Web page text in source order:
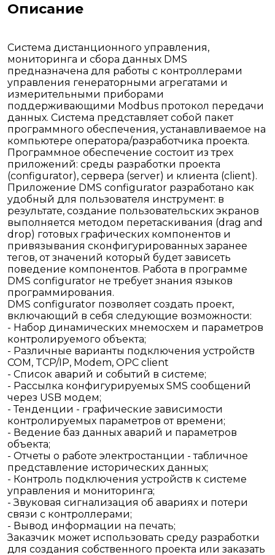
Описание
Система дистанционного управления,
мониторинга и сбора данных DMS
предназначена для работы с контроллерами
управления генераторными агрегатами и
измерительными приборами
поддерживающими Modbus протокол передачи
данных. Система представляет собой пакет
программного обеспечения, устанавливаемое на
компьютере оператора/разработчика проекта.
Программное обеспечение состоит из трех
приложений: среды разработки проекта
(configurator), сервера (server) и клиента (client).
Приложение DMS configurator разработано как
удобный для пользователя инструмент: в
результате, создание пользовательских экранов
выполняется методом перетаскивания (drag and
drop) готовых графических компонентов и
привязывания сконфигурированных заранее
тегов, от значений который будет зависеть
поведение компонентов. Работа в программе
DMS configurator не требует знания языков
программирования.
DMS configurator позволяет создать проект,
включающий в себя следующие возможности:
- Набор динамических мнемосхем и параметров
контролируемого объекта;
- Различные варианты подключения устройств
COM, TCP/IP, Modem, OPC client
- Список аварий и событий в системе;
- Рассылка конфигурируемых SMS сообщений
через USB модем;
- Тенденции - графические зависимости
контролируемых параметров от времени;
- Ведение баз данных аварий и параметров
объекта;
- Отчеты о работе электростанции - табличное
представление исторических данных;
- Контроль подключения устройств к системе
управления и мониторинга;
- Звуковая сигнализация об авариях и потери
связи с контроллерами;
- Вывод информации на печать;
Заказчик может использовать среду разработки
для создания собственного проекта или заказать